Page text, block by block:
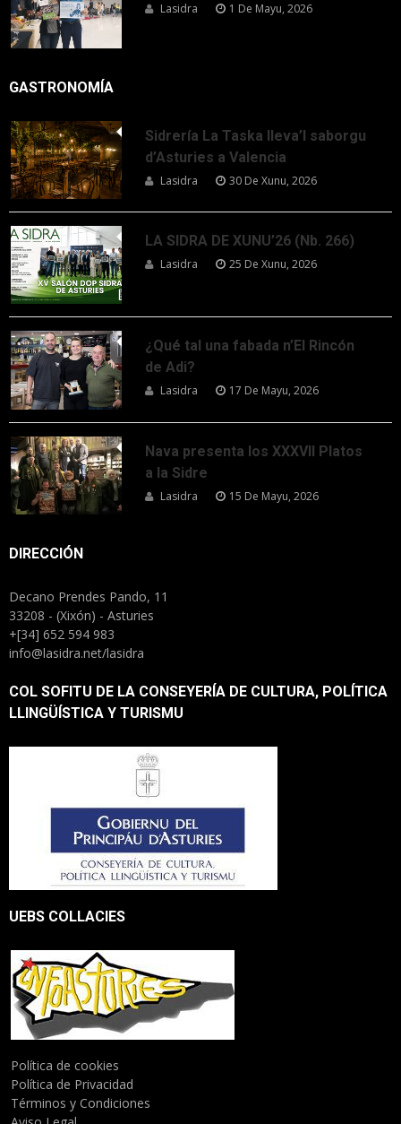
Lasidra 1 De Mayu, 2026
GASTRONOMÍA
Sidrería La Taska lleva’l saborgu
d’Asturies a Valencia
Lasidra 30 De Xunu, 2026
LA SIDRA DE XUNU’26 (Nb. 266)
Lasidra 25 De Xunu, 2026
¿Qué tal una fabada n’El Rincón
de Adi?
Lasidra 17 De Mayu, 2026
Nava presenta los XXXVII Platos
a la Sidre
Lasidra 15 De Mayu, 2026
DIRECCIÓN
Decano Prendes Pando, 11
33208 - (Xixón) - Asturies
+[34] 652 594 983
info@lasidra.net/lasidra
COL SOFITU DE LA CONSEYERÍA DE CULTURA, POLÍTICA
LLINGÜÍSTICA Y TURISMU
UEBS COLLACIES
Política de cookies
Política de Privacidad
Términos y Condiciones